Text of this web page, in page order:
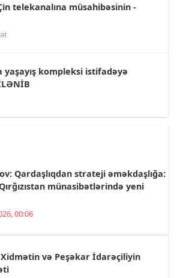
telekanalına müsahibəsinin -
yaşayış kompleksi istifadəyə
Qardaşlıqdan strateji əməkdaşlığa:
münasibətlərində yeni
00:06
və Peşəkar İdarəçiliyin